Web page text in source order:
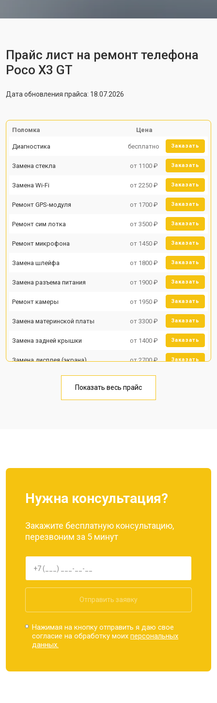
Прайс лист на ремонт телефона
Poco X3 GT
Дата обновления прайса: 18.07.2026
Поломка Цена
Диагностика бесплатно Заказать
Замена стекла от 1100 ₽ Заказать
Замена Wi-Fi от 2250 ₽ Заказать
Ремонт GPS-модуля от 1700 ₽ Заказать
Ремонт сим лотка от 3500 ₽ Заказать
Ремонт микрофона от 1450 ₽ Заказать
Замена шлейфа от 1800 ₽ Заказать
Замена разъема питания от 1900 ₽ Заказать
Ремонт камеры от 1950 ₽ Заказать
Замена материнской платы от 3300 ₽ Заказать
Замена задней крышки от 1400 ₽ Заказать
Замена дисплея (экрана) от 2700 ₽ Заказать
Замена кнопки включения от 1750 ₽
Показать весь прайс
Нужна консультация?
Закажите бесплатную консультацию,
перезвоним за 5 минут
Отправить заявку
Нажимая на кнопку отправить я даю свое
согласие на обработку моихперсональных
данных.